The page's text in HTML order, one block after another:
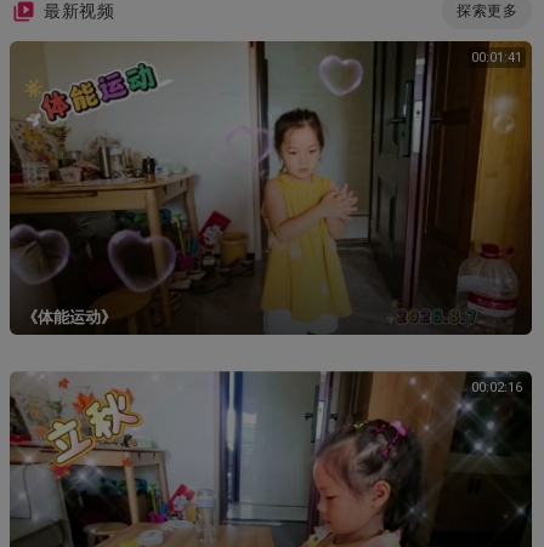
最新视频 探索更多
00:01:41
《体能运动》
00:02:16